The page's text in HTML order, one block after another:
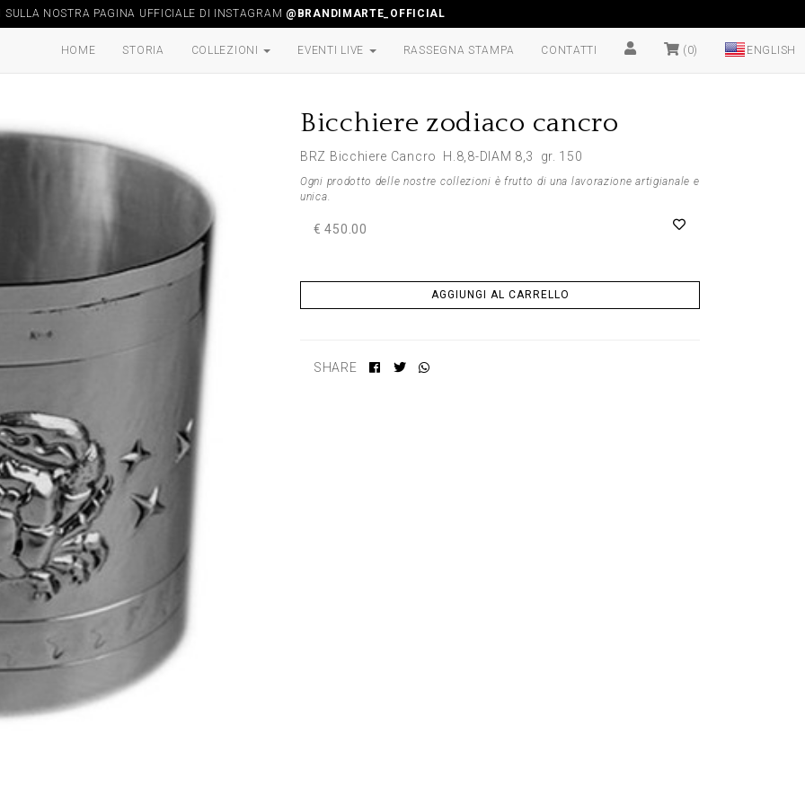
SULLA NOSTRA PAGINA UFFICIALE DI INSTAGRAM @BRANDIMARTE_OFFICIAL
HOME STORIA COLLEZIONI EVENTI LIVE RASSEGNA STAMPA CONTATTI (0)
Bicchiere zodiaco cancro
BRZ Bicchiere Cancro H.8,8-DIAM 8,3 gr. 150
Ogni prodotto delle nostre collezioni è frutto di una lavorazione artigianale e
unica.
€ 450.00
AGGIUNGI AL CARRELLO
SHARE